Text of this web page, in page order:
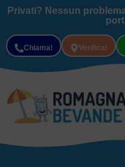
Privati? Nessun
Chiama! Verifica!